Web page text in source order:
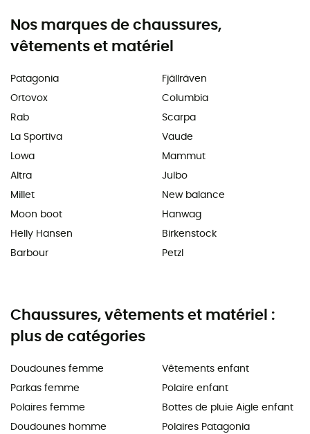
Nos marques de chaussures,
vêtements et matériel
Patagonia
Ortovox
Rab
La Sportiva
Lowa
Altra
Millet
Moon boot
Helly Hansen
Barbour
Fjällräven
Columbia
Scarpa
Vaude
Mammut
Julbo
New balance
Hanwag
Birkenstock
Petzl
Chaussures, vêtements et matériel :
plus de catégories
Doudounes femme
Parkas femme
Polaires femme
Doudounes homme
Vêtements enfant
Polaire enfant
Bottes de pluie Aigle enfant
Polaires Patagonia